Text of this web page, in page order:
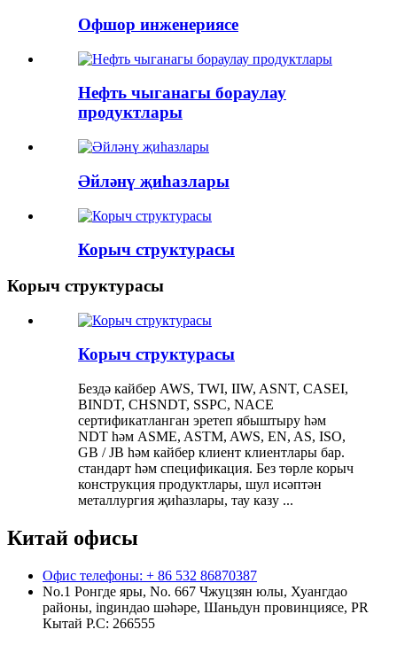
Офшор инженериясе
Нефть чыганагы бораулау
продуктлары
Әйләнү җиһазлары
Корыч структурасы
Корыч структурасы
Корыч структурасы
Бездә кайбер AWS, TWI, IIW, ASNT, CASEI,
BINDT, CHSNDT, SSPC, NACE
сертификатланган эретеп ябыштыру һәм
NDT һәм ASME, ASTM, AWS, EN, AS, ISO,
GB / JB һәм кайбер клиент клиентлары бар.
стандарт һәм спецификация. Без төрле корыч
конструкция продуктлары, шул исәптән
металлургия җиһазлары, тау казу ...
Китай офисы
Офис телефоны: + 86 532 86870387
No.1 Ронгде яры, No. 667 Чжуцзян юлы, Хуангдао
районы, ingиндао шәһәре, Шаньдун провинциясе, PR
Кытай Р.С: 266555